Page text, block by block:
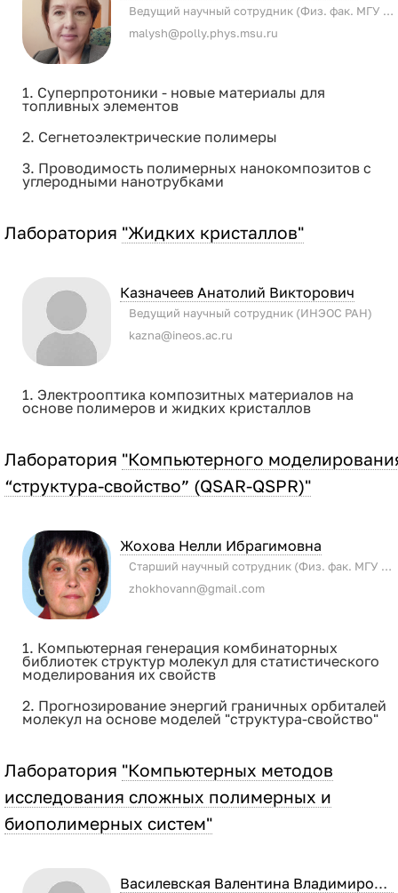
Ведущий научный сотрудник (Физ. фак. МГУ имени М.В. Ломоносова)
malysh@polly.phys.msu.ru
1. Суперпротоники - новые материалы для
топливных элементов
2. Сегнетоэлектрические полимеры
3. Проводимость полимерных нанокомпозитов с
углеродными нанотрубками
Лаборатория "Жидких кристаллов"
Казначеев Анатолий Викторович
Ведущий научный сотрудник (ИНЭОС РАН)
kazna@ineos.ac.ru
1. Электрооптика композитных материалов на
основе полимеров и жидких кристаллов
Лаборатория "Компьютерного
“структура-свойство” (QSAR-QSPR)"
Жохова Нелли Ибрагимовна
Старший научный сотрудник (Физ. фак. МГУ имени М.В. Ломоносова)
zhokhovann@gmail.com
1. Компьютерная генерация комбинаторных
библиотек структур молекул для статистического
моделирования их свойств
2. Прогнозирование энергий граничных орбиталей
молекул на основе моделей "структура-свойство"
Лаборатория "Компьютерных методов
исследования сложных полимерных и
биополимерных систем"
Василевская Валентина Владимировна